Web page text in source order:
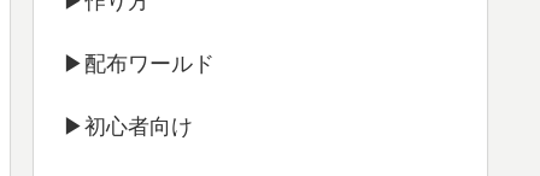
▶配布ワールド
▶初心者向け